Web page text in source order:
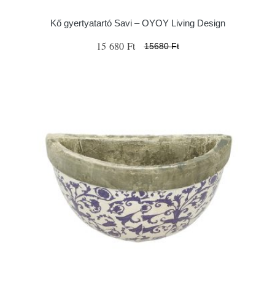
Kő gyertyatartó Savi – OYOY Living Design
15 680 Ft 15680 Ft